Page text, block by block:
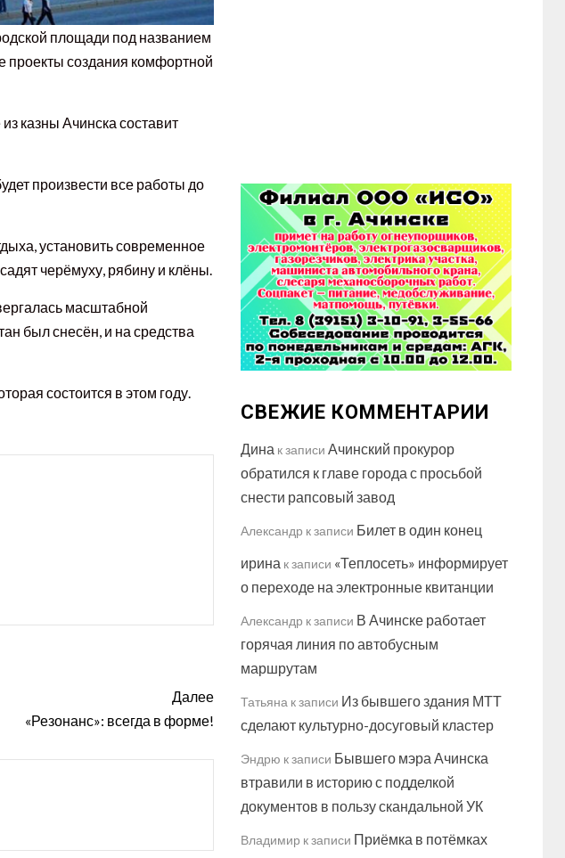
площади под названием
проекты создания комфортной
казны Ачинска составит
произвести все работы до
установить современное
черёмуху, рябину и клёны.
масштабной
был снесён, и на средства
состоится в этом году.
Далее
«Резонанс»: всегда в форме!
СВЕЖИЕ КОММЕНТАРИИ
Динак записи Ачинский прокурор
обратился к главе города с просьбой
снести рапсовый завод
Александр к записи Билет в один конец
иринак записи «Теплосеть» информирует
о переходе на электронные квитанции
Александр к записи В Ачинске работает
горячая линия по автобусным
маршрутам
Татьянак записи Из бывшего здания МТТ
сделают культурно-досуговый кластер
Эндрю к записи Бывшего мэра Ачинска
втравили в историю с подделкой
документов в пользу скандальной УК
Владимир к записи Приёмка в потёмках